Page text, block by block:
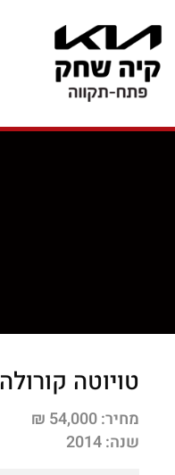
טויוטה קורולה 2014
מחיר: 54,000 ₪
שנה: 2014